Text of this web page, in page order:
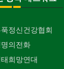
정신건강협회
의전화
희망연대